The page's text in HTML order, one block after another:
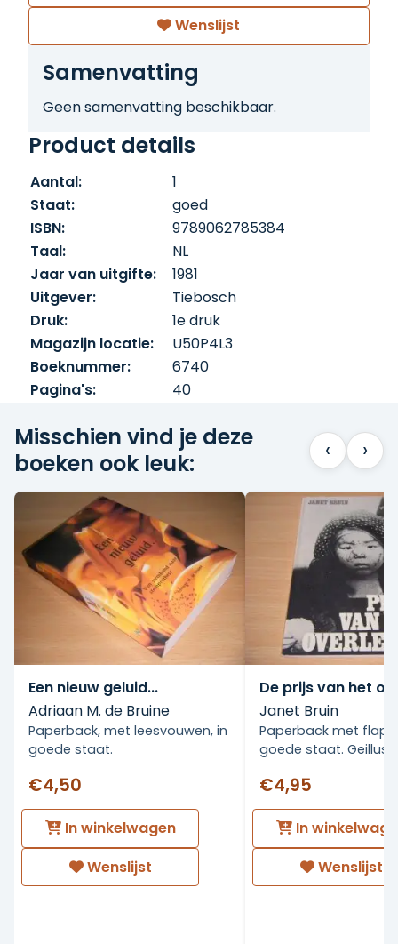
Wenslijst
Samenvatting
Geen samenvatting beschikbaar.
Product details
Aantal:
1
Staat:
goed
ISBN:
9789062785384
Taal:
NL
Jaar van uitgifte:
1981
Uitgever:
Tiebosch
Druk:
1e druk
Magazijn locatie:
U50P4L3
Boeknummer:
6740
Pagina's:
40
Misschien vind je deze
boeken ook leuk:
‹ ›
Een nieuw geluid...
Adriaan M. de Bruine
Paperback, met leesvouwen, in
goede staat.
€4,50
In winkelwagen
Wenslijst
De prijs van het
Janet Bruin
Paperback met
goede staat.
€4,95
In
Wenslijst